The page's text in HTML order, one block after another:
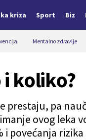
kriza Sport Biz
Mentalno zdravlje
koliko?
prestaju, pa
ovog leka
povećanja